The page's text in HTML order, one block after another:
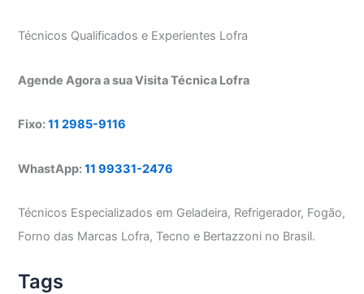
Técnicos Qualificados e Experientes Lofra
Agende Agora a sua Visita Técnica Lofra
Fixo:11 2985-9116
WhastApp:11 99331-2476
Técnicos Especializados em Geladeira, Refrigerador, Fogão,
Forno das Marcas Lofra, Tecno e Bertazzoni no Brasil.
Tags